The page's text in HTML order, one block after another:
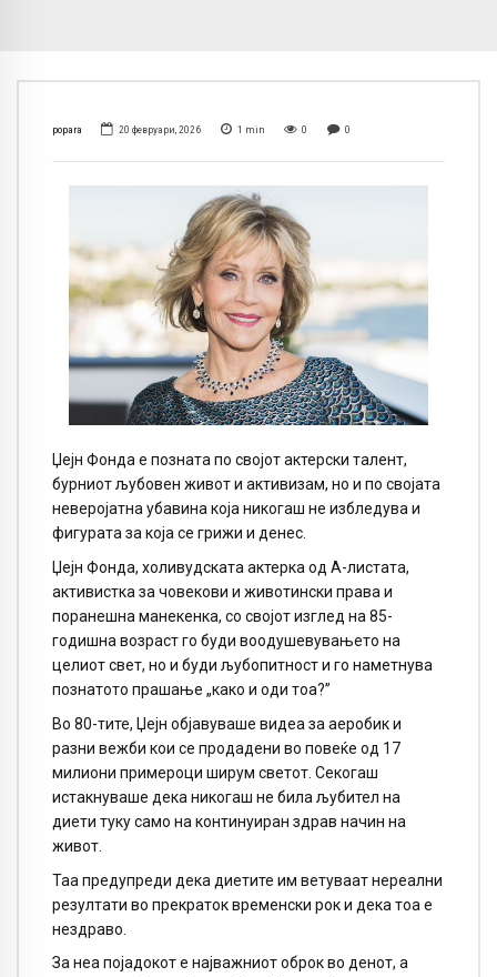
popara 20 февруари, 2026 1 min 0 0
Џејн Фонда е позната по својот актерски талент,
бурниот љубовен живот и активизам, но и по својата
неверојатна убавина која никогаш не избледува и
фигурата за која се грижи и денес.
Џејн Фонда, холивудската актерка од А-листата,
активистка за човекови и животински права и
поранешна манекенка, со својот изглед на 85-
годишна возраст го буди воодушевувањето на
целиот свет, но и буди љубопитност и го наметнува
познатото прашање „како и оди тоа?”
Во 80-тите, Џејн објавуваше видеа за аеробик и
разни вежби кои се продадени во повеќе од 17
милиони примероци ширум светот. Секогаш
истакнуваше дека никогаш не била љубител на
диети туку само на континуиран здрав начин на
живот.
Таа предупреди дека диетите им ветуваат нереални
резултати во прекраток временски рок и дека тоа е
нездраво.
За неа појадокот е најважниот оброк во денот, а